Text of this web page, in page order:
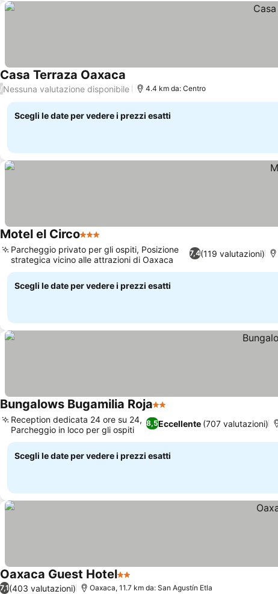
Casa Terraza Oaxaca Scopri i prezzi
/Nessuna valutazione disponibile 4.4 km da: Centro
Scegli le date per vedere i prezzi esatti
Motel el Circo3 Stelle
7,4(119 valutazioni)
Parcheggio privato per gli ospiti, Posizione
strategica vicino alle attrazioni di Oaxaca
Scegli le date per vedere i prezzi esatti
Bungalows Bugamilia Roja2 Stelle
8,5Eccellente (707 valutazioni)
Reception dedicata 24 ore su 24,
Parcheggio in loco per gli ospiti
Scegli le date per vedere i prezzi esatti
Oaxaca Guest Hotel2 Stelle
7,1(403 valutazioni) Oaxaca, 11.7 km da: San Agustín Etla